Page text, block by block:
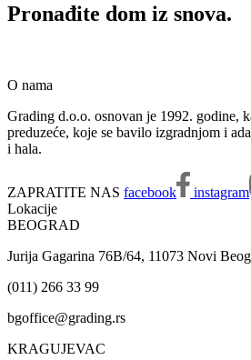
Pronađite dom iz snova.
O nama
Grading d.o.o. osnovan je 1992. godine,
preduzeće, koje se bavilo izgradnjom i
i hala.
ZAPRATITE NAS facebook instagram
Lokacije
BEOGRAD
Jurija Gagarina 76B/64, 11073 Novi
(011) 266 33 99
bgoffice@grading.rs
KRAGUJEVAC